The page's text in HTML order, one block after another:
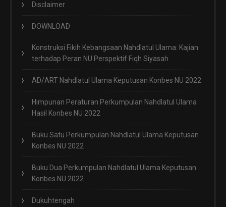
Disclaimer
DOWNLOAD
Konstruksi Fikih Kebangsaan Nahdlatul Ulama: Kajian
terhadap Peran NU Perspektif Fiqh Siyasah
AD/ART Nahdlatul Ulama Keputusan Konbes NU 2022
Himpunan Peraturan Perkumpulan Nahdlatul Ulama
Hasil Konbes NU 2022
Buku Satu Perkumpulan Nahdlatul Ulama Keputusan
Konbes NU 2022
Buku Dua Perkumpulan Nahdlatul Ulama Keputusan
Konbes NU 2022
Dukuhtengah